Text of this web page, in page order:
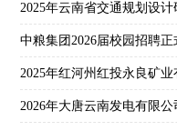
中粮集团2026届校园招聘正
2026年大唐云南发电有限